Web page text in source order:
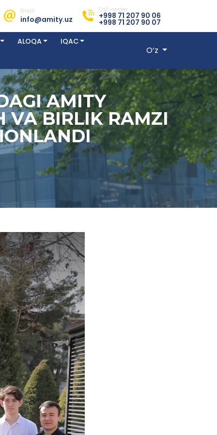
Email:
info@amity.uz
Call-center:
+998 71 207 90 06
+998 71 207 90 07
ALOQA
IQAC
O‘z
AMITY
VA BIRLIK RAMZI